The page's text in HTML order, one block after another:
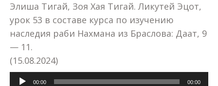
Элиша Тигай, Зоя Хая Тигай. Ликутей Эцот,
урок 53 в составе курса по изучению
наследия раби Нахмана из Браслова: Даат, 9
— 11.
(15.08.2024)
Аудиоплеер
00:00 00:00